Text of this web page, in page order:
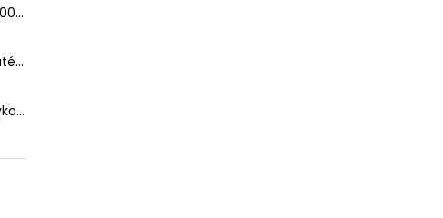
Apple iPhone 14 Pro Max 128 GB Silver | 100% Zdravie batérie | Stav: A (Výborný)
Apple iPhone 13 Pro Max - Originálna batéria 4352mAh (Zdravie batérie: 100% - bez hlásenia o neznámom diele)
Apple iPhone 15 Pro - LCD Displej + Dotyková Plocha + Rám - SmartPremium Hard OLED